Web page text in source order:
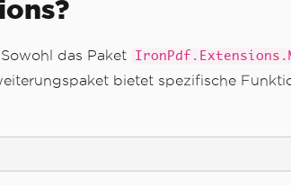
. Sowohl das Paket
bietet spezifische